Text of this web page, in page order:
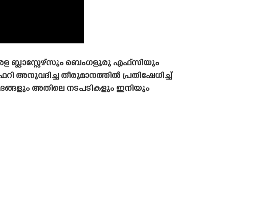
ബ്ലാസ്റ്റേഴ്‌സും ബെംഗളൂരു എഫ്‌സിയും
അനുവദിച്ച തീരുമാനത്തിൽ പ്രതിഷേധിച്ച്
അതിലെ നടപടികളും ഇനിയും